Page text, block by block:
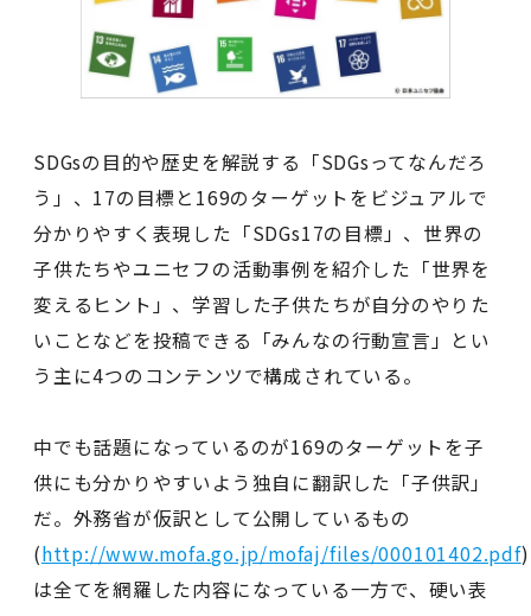
SDGsの目的や歴史を解説する「SDGsってなんだろ
う」、17の目標と169のターゲットをビジュアルで
分かりやすく表現した「SDGs17の目標」、世界の
子供たちやユニセフの活動事例を紹介した「世界を
変えるヒント」、学習した子供たちが自分のやりた
いことなどを投稿できる「みんなの行動宣言」とい
う主に4つのコンテンツで構成されている。
中でも話題になっているのが169のターゲットを子
供にも分かりやすいよう独自に翻訳した「子供訳」
だ。外務省が仮訳として公開しているもの
(http://www.mofa.go.jp/mofaj/files/000101402.pdf)
は全てを網羅した内容になっている一方で、硬い表